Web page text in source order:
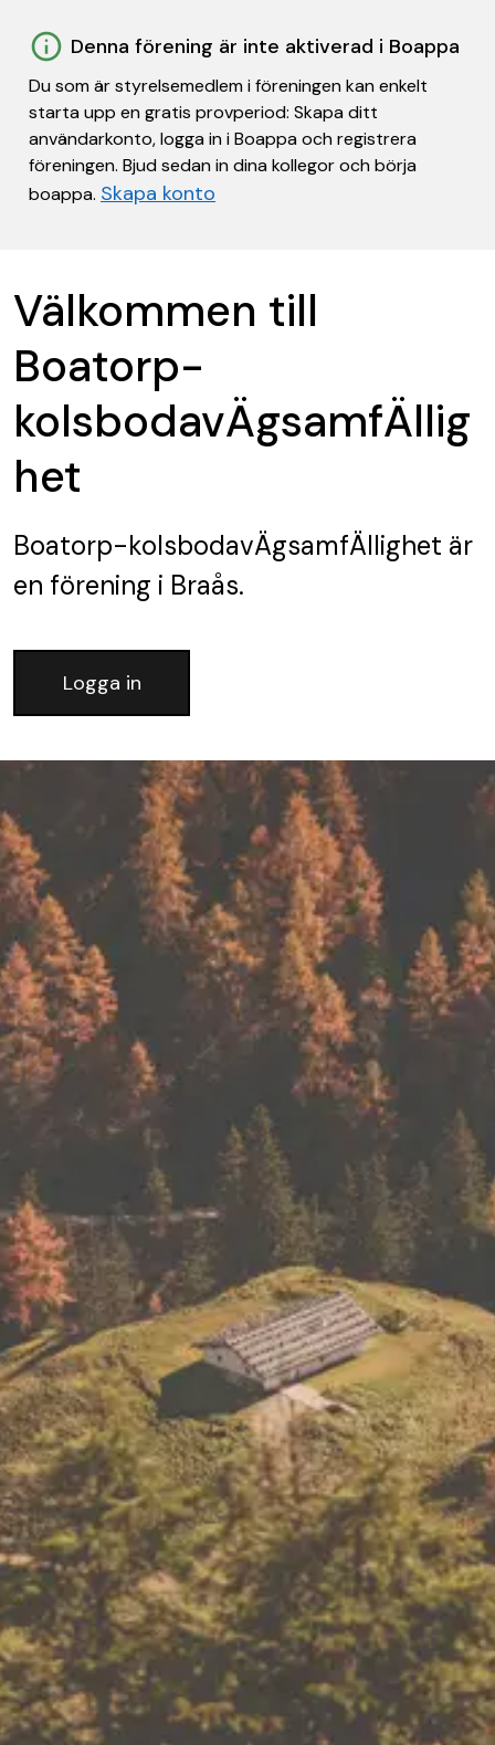
Denna förening är inte aktiverad i Boappa
Du som är styrelsemedlem i föreningen kan enkelt
starta upp en gratis provperiod: Skapa ditt
användarkonto, logga in i Boappa och registrera
föreningen. Bjud sedan in dina kollegor och börja
boappa. Skapa konto
Välkommen till
Boatorp-
kolsbodavÄgsamfÄllig
het
Boatorp-kolsbodavÄgsamfÄllighet är
en förening i Braås.
Logga in